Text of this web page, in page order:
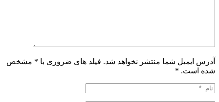
آدرس ایمیل شما منتشر نخواهد شد. فیلد های ضروری با * مشخص
شده است. *